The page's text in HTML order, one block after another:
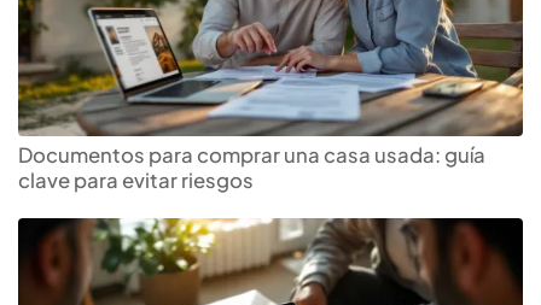
Documentos para comprar una casa usada: guía
clave para evitar riesgos